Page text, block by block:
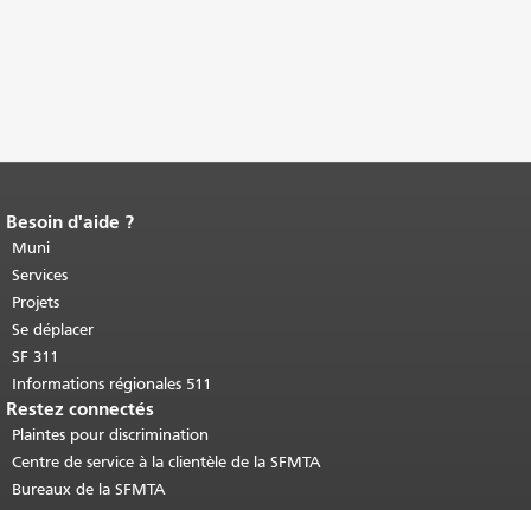
Fin du contenu de la page.
cette page se répète sur chaque page.
Retour au haut du contenu principal
Besoin d'aide ?
Muni
Services
Projets
Se déplacer
SF 311
Informations régionales 511
Restez connectés
Plaintes pour discrimination
Centre de service à la clientèle de la SFMTA
Bureaux de la SFMTA